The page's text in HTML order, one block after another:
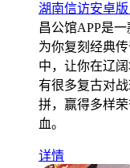
湖南信访安卓
昌公馆APP是
为你复刻经典
中，让你在辽
有很多复古对
拼，赢得多样
血。
详情